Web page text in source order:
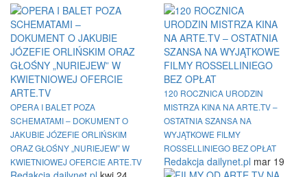
OPERA I BALET POZA
SCHEMATAMI – DOKUMENT O
JAKUBIE JÓZEFIE ORLIŃSKIM
ORAZ GŁOŚNY „NURIEJEW” W
KWIETNIOWEJ OFERCIE ARTE.TV
120 ROCZNICA URODZIN
MISTRZA KINA NA ARTE.TV –
OSTATNIA SZANSA NA
WYJĄTKOWE FILMY
ROSSELLINIEGO BEZ OPŁAT
Redakcja dailynet.pl mar 19